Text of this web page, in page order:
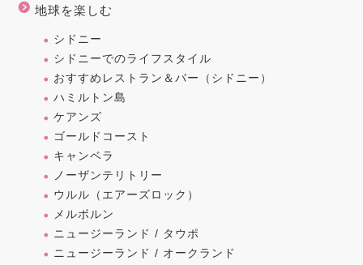
地球を楽しむ
シドニー
シドニーでのライフスタイル
おすすめレストラン＆バー（シドニー）
ハミルトン島
ケアンズ
ゴールドコースト
キャンベラ
ノーザンテリトリー
ウルル（エアーズロック）
メルボルン
ニュージーランド / タウポ
ニュージーランド / オークランド